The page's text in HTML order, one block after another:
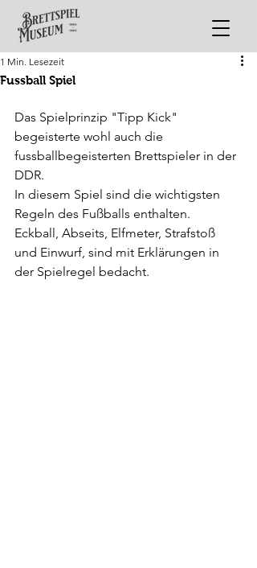
Fussball Spiel
1 Min. Lesezeit
Das Spielprinzip "Tipp Kick"
begeisterte wohl auch die
fussballbegeisterten Brettspieler in der
DDR.
In diesem Spiel sind die wichtigsten
Regeln des Fußballs enthalten.
Eckball, Abseits, Elfmeter, Strafstoß
und Einwurf, sind mit Erklärungen in
der Spielregel bedacht.